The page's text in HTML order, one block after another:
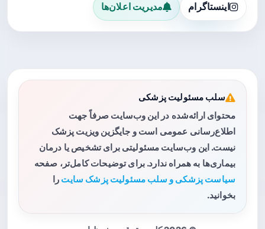
اینستاگرام مدیریت اعلان‌ها
سلب مسئولیت پزشکی
محتوای ارائه‌شده در این وب‌سایت صرفاً جهت
اطلاع‌رسانی عمومی است و جایگزین ویزیت پزشک
نیست. این وب‌سایت مسئولیتی برای تشخیص یا درمان
بیماری‌ها به همراه ندارد. برای توضیحات کامل‌تر، صفحه
سیاست پزشکی و سلب مسئولیت پزشک سایت را
بخوانید.